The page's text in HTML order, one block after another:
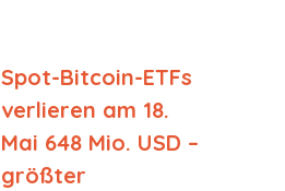
Spot-Bitcoin-ETFs
verlieren am 18.
Mai 648 Mio. USD –
größter